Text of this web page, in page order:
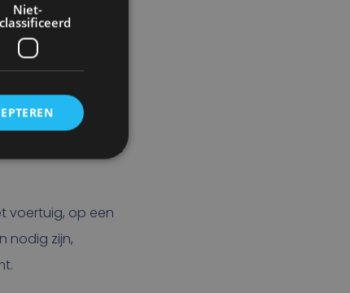
bovengenoemde
niet aan de ECE
voertuig, op een
nodig zijn,
Niet-